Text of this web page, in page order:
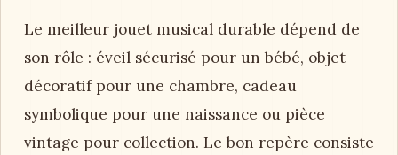
Le meilleur jouet musical durable dépend de
son rôle : éveil sécurisé pour un bébé, objet
décoratif pour une chambre, cadeau
symbolique pour une naissance ou pièce
vintage pour collection. Le bon repère consiste